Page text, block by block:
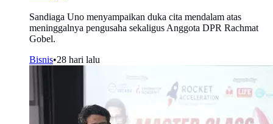
Sandiaga Uno menyampaikan duka cita mendalam atas
meninggalnya pengusaha sekaligus Anggota DPR Rachmat
Gobel.
Bisnis•28 hari lalu